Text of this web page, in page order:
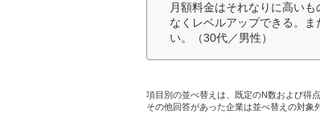
月額料金はそれなりに高い
なくレベルアップできる。
い。（30代／男性）
項目別の並べ替えは、既定のN数および得
その他回答があった企業は並べ替えの対象